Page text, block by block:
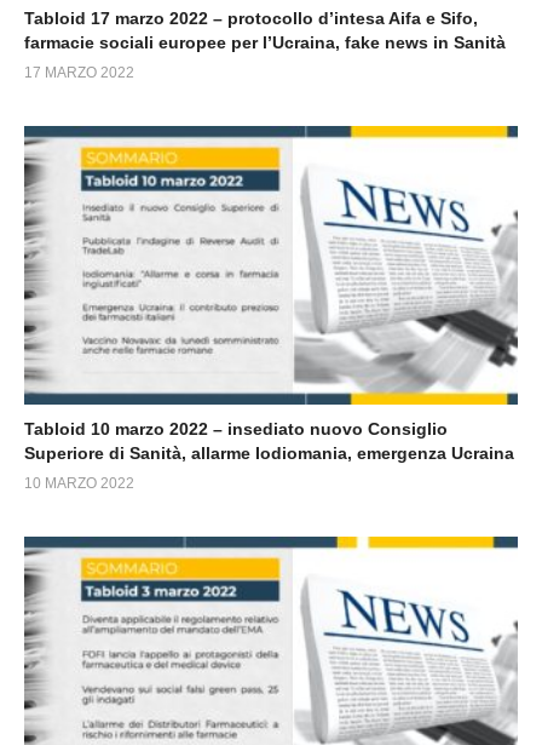
Tabloid 17 marzo 2022 – protocollo d’intesa Aifa e Sifo,
farmacie sociali europee per l’Ucraina, fake news in Sanità
17 MARZO 2022
Tabloid 10 marzo 2022 – insediato nuovo Consiglio
Superiore di Sanità, allarme Iodiomania, emergenza Ucraina
10 MARZO 2022